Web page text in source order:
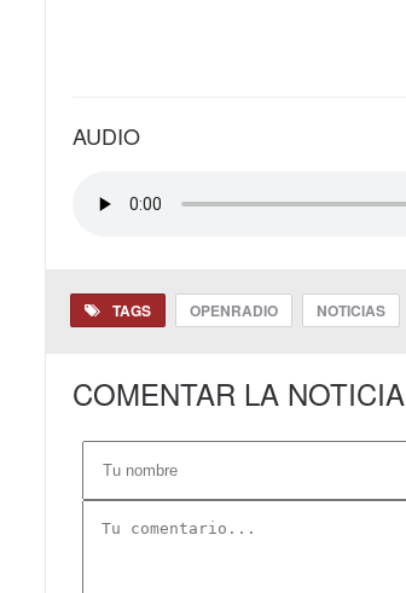
AUDIO
TAGS OPENRADIO NOTICIAS
COMENTAR LA NOTICIA